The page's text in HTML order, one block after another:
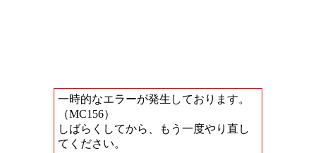
一時的なエラーが発生しております。
（MC156）
しばらくしてから、もう一度やり直し
てください。